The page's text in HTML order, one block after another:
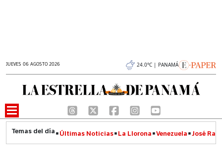
JUEVES 06 AGOSTO 2026 24.0°C | PANAMÁ
Últimas Noticias La Llorona Venezuela José